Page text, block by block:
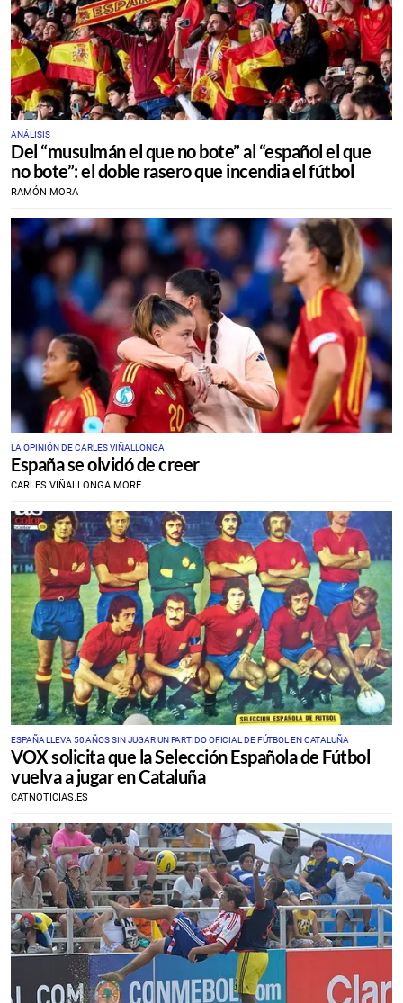
ANÁLISIS
Del “musulmán el que no bote” al “español el que
no bote”: el doble rasero que incendia el fútbol
RAMÓN MORA
LA OPINIÓN DE CARLES VIÑALLONGA
España se olvidó de creer
CARLES VIÑALLONGA MORÉ
ESPAÑA LLEVA 50 AÑOS SIN JUGAR UN PARTIDO OFICIAL DE FÚTBOL EN CATALUÑA
VOX solicita que la Selección Española de Fútbol
vuelva a jugar en Cataluña
CATNOTICIAS.ES